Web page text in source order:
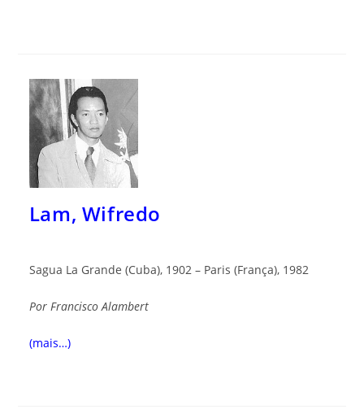
Lam, Wifredo
Sagua La Grande (Cuba), 1902 – Paris (França), 1982
Por FranciscoAlambert
(mais…)